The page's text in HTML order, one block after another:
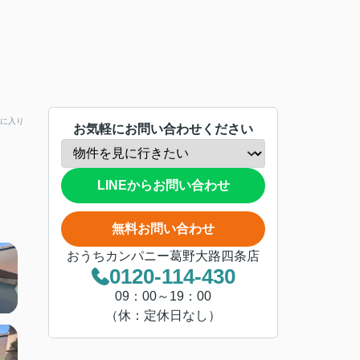
入り
お気軽にお問い合わせください
LINEからお問い合わせ
無料お問い合わせ
おうちカンパニー葛野大路四条店
0120-114-430
09：00～19：00
（休：定休日なし）